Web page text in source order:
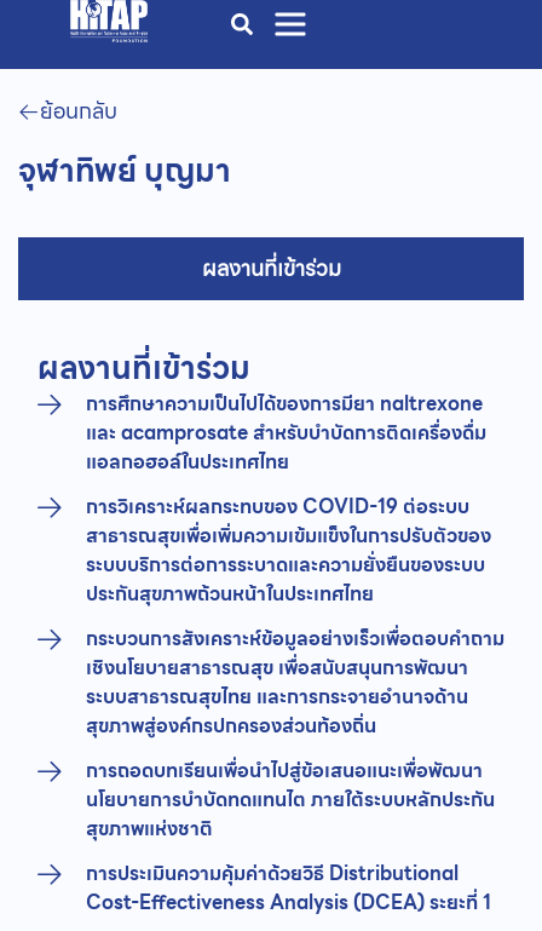
ย้อนกลับ
จุฬาทิพย์ บุญมา
ผลงานที่เข้าร่วม
ผลงานที่เข้าร่วม
การศึกษาความเป็นไปได้ของการมียา naltrexone
และ acamprosate สำหรับบำบัดการติดเครื่องดื่ม
แอลกอฮอล์ในประเทศไทย
การวิเคราะห์ผลกระทบของ COVID-19 ต่อระบบ
สาธารณสุขเพื่อเพิ่มความเข้มแข็งในการปรับตัวของ
ระบบบริการต่อการระบาดและความยั่งยืนของระบบ
ประกันสุขภาพถ้วนหน้าในประเทศไทย
กระบวนการสังเคราะห์ข้อมูลอย่างเร็วเพื่อตอบคำถาม
เชิงนโยบายสาธารณสุข เพื่อสนับสนุนการพัฒนา
ระบบสาธารณสุขไทย และการกระจายอำนาจด้าน
สุขภาพสู่องค์กรปกครองส่วนท้องถิ่น
การถอดบทเรียนเพื่อนำไปสู่ข้อเสนอแนะเพื่อพัฒนา
นโยบายการบำบัดทดแทนไต ภายใต้ระบบหลักประกัน
สุขภาพแห่งชาติ
การประเมินความคุ้มค่าด้วยวิธี Distributional
Cost-Effectiveness Analysis (DCEA) ระยะที่ 1